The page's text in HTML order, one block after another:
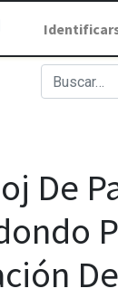
De